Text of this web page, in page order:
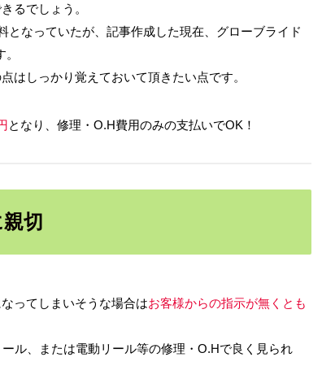
るでしょう。
なっていたが、記事作成した現在、グローブライド
はしっかり覚えておいて頂きたい点です。
となり、修理・O.H費用のみの支払いでOK！
切
ってしまいそうな場合はお客様からの指示が無くとも
ル、または電動リール等の修理・O.Hで良く見られ